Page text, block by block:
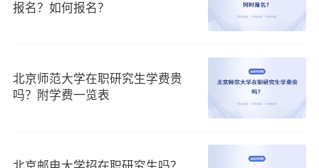
报名？如何报名？
北京师范大学在职研究生学费贵
吗？附学费一览表